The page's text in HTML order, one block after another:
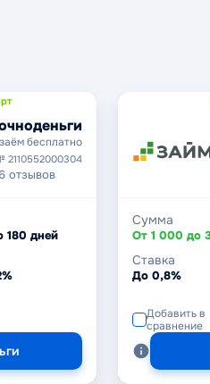
бесплатно
2110552000304
отзывов
180 дней
Сумма
Ставка
До 0,8%
Добавить в
сравнение